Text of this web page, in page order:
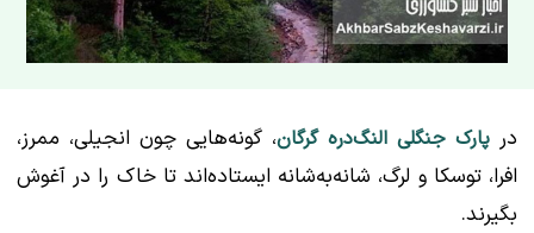
در پارک جنگلی النگ‌دره گرگان، گونه‌هایی چون انجیلی، ممرز،
افرا، توسکا و لرگ، شانه‌به‌شانه ایستاده‌اند تا خاک را در آغوش
بگیرند.